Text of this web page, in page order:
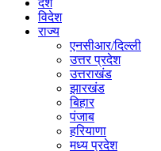
देश
विदेश
राज्य
एनसीआर/दिल्ली
उत्तर प्रदेश
उत्तराखंड
झारखंड
बिहार
पंजाब
हरियाणा
मध्य प्रदेश